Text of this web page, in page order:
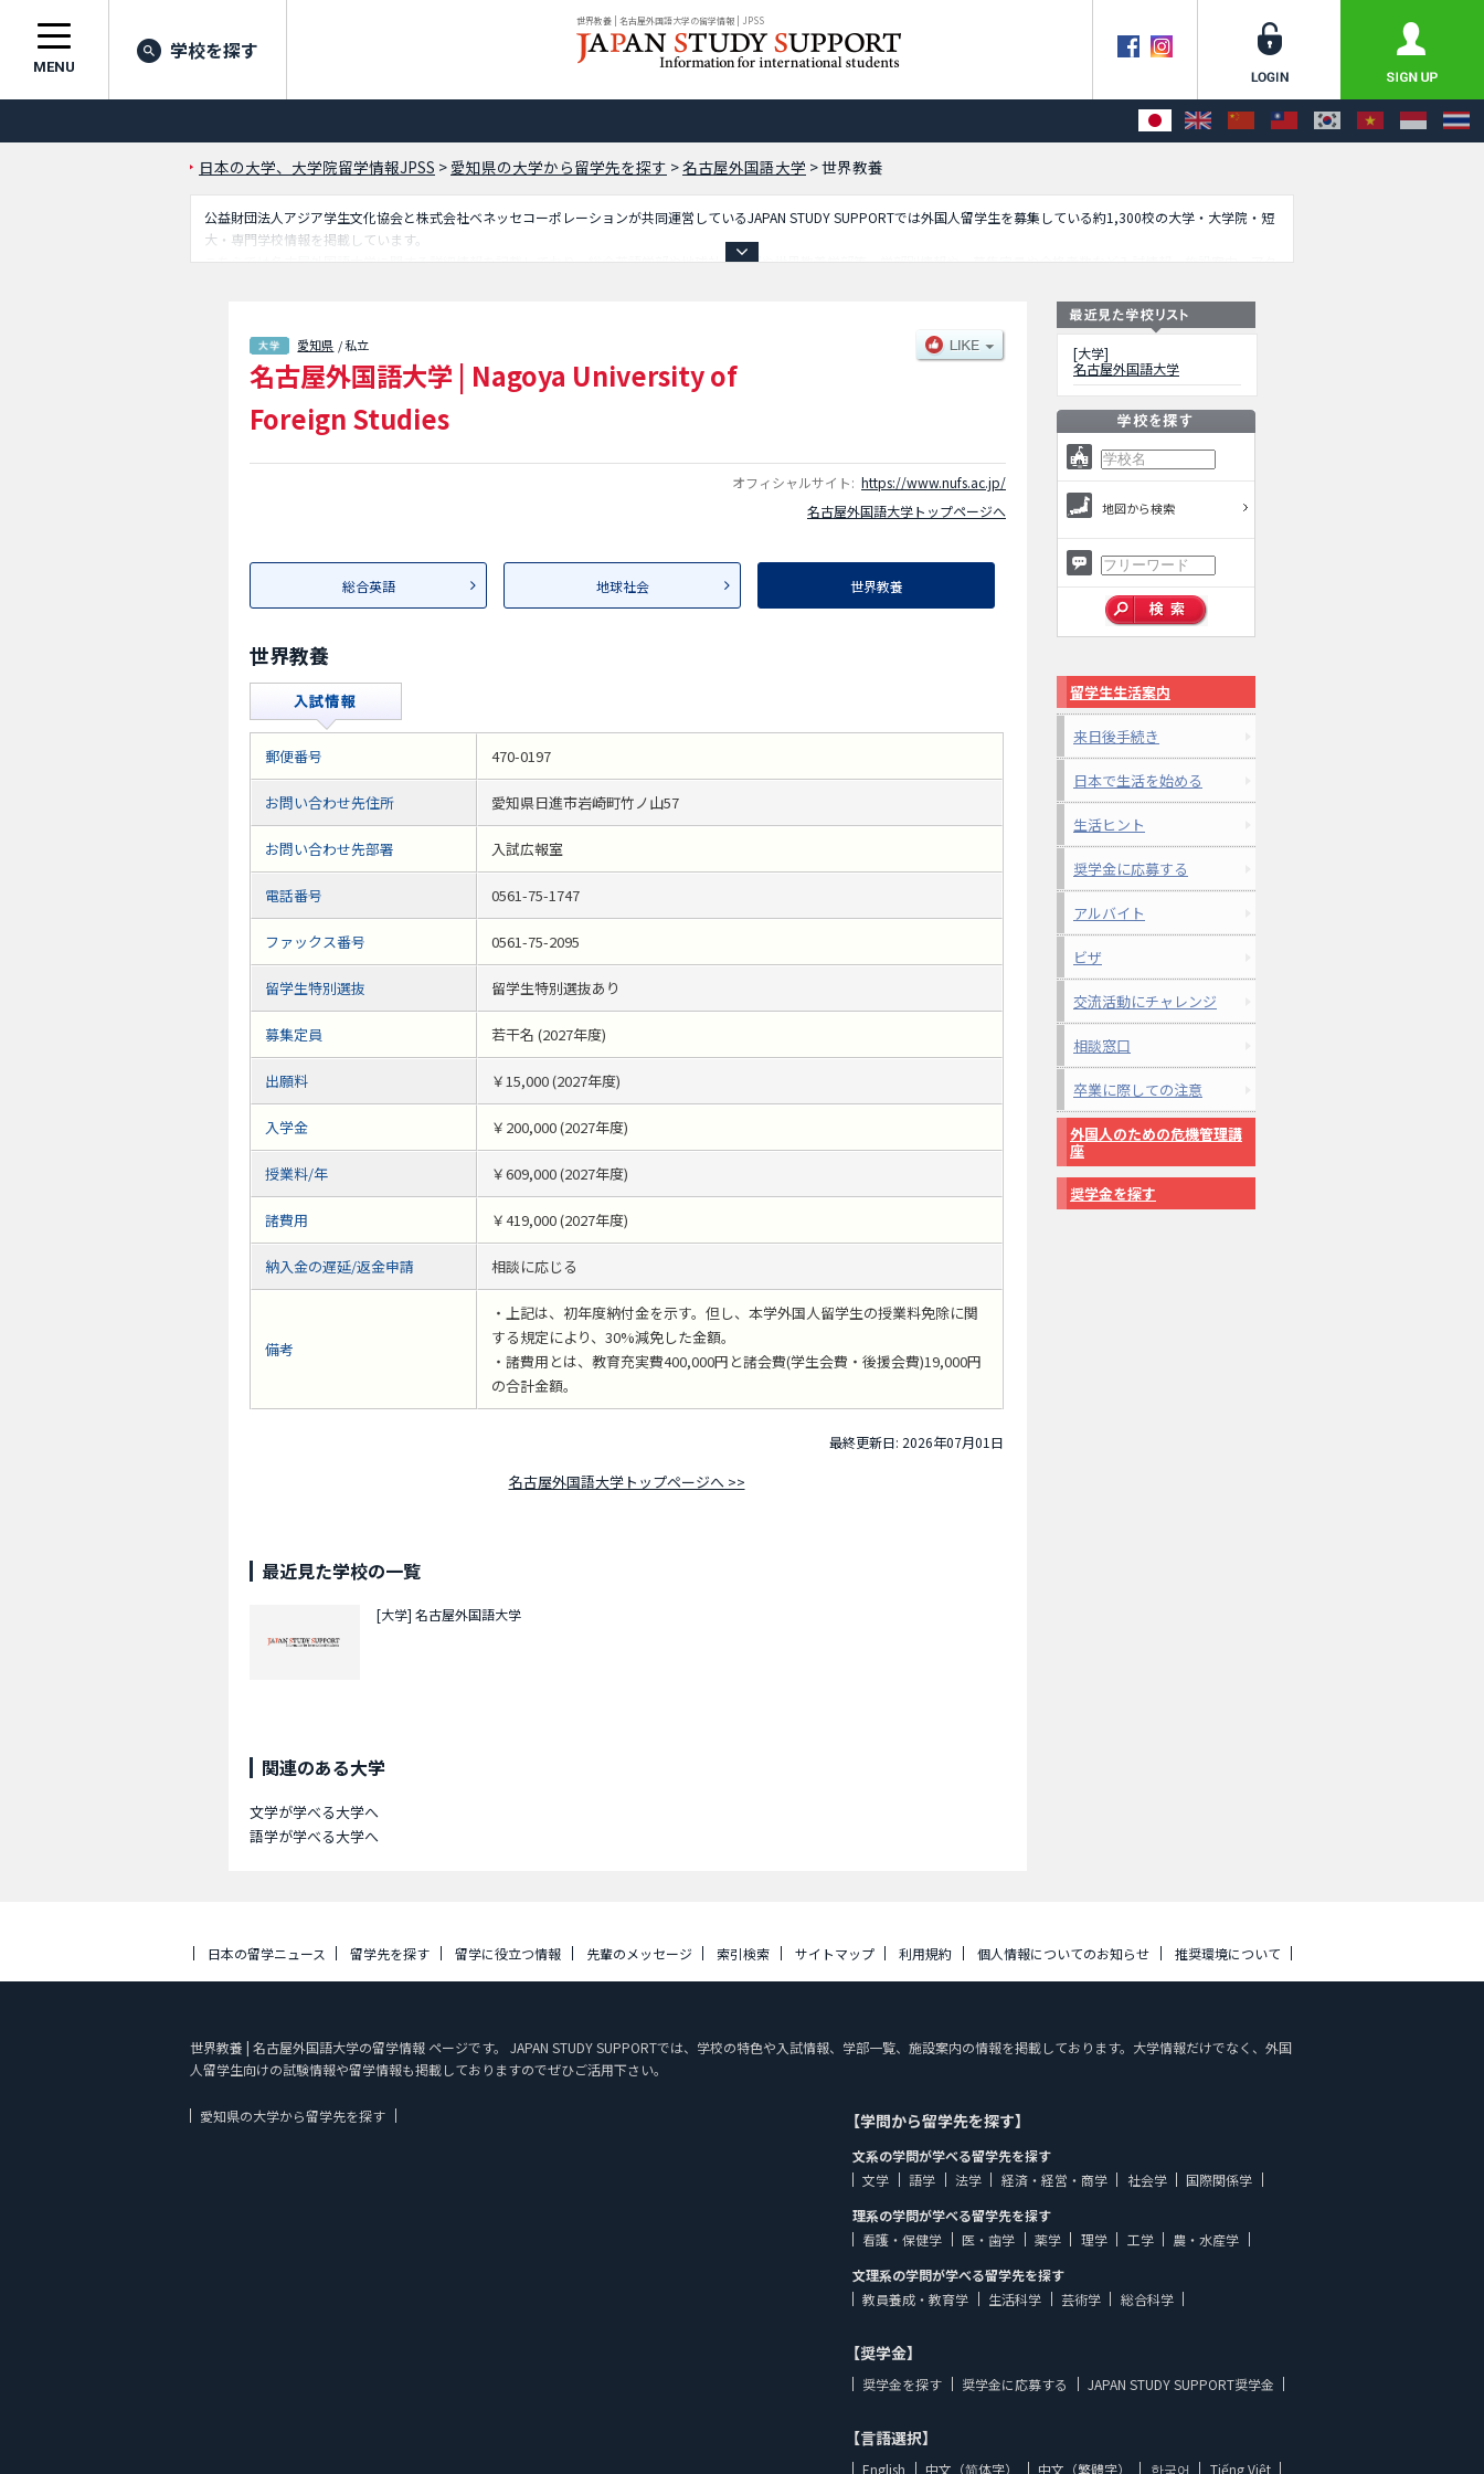
世界教養 | 名古屋外国語大学の留学情報 | JPSS
MENU
学校を探す
日本の大学、大学院留学情報JPSS > 愛知県の大学から留学先を探す >名古屋外国語大学 >世界教養
公益財団法人アジア学生文化協会と株式会社ベネッセコーポレーションが共同運営しているJAPAN STUDY SUPPORTでは外国人留学生を募集している約1,300校の大学・大学院・短
大・専門学校情報を掲載しています。
こちらでは名古屋外国語大学に関する詳細情報を記載しており、総合英語学部や地球社会学部や世界教養学部等、学部別情報や、募集定員や合格者数など入試情報、施設案内、アク
愛知県 / 私立
名古屋外国語大学 | Nagoya University of
Foreign Studies
オフィシャルサイト: https://www.nufs.ac.jp/
名古屋外国語大学トップページへ
総合英語 地球社会 世界教養
世界教養
郵便番号 470-0197
お問い合わせ先住所 愛知県日進市岩崎町竹ノ山57
お問い合わせ先部署 入試広報室
電話番号 0561-75-1747
ファックス番号 0561-75-2095
留学生特別選抜 留学生特別選抜あり
募集定員 若干名 (2027年度)
出願料 ￥15,000 (2027年度)
入学金 ￥200,000 (2027年度)
授業料/年 ￥609,000 (2027年度)
諸費用 ￥419,000 (2027年度)
納入金の遅延/返金申請 相談に応じる
備考
・上記は、初年度納付金を示す。但し、本学外国人留学生の授業料免除に関
する規定により、30%減免した金額。
・諸費用とは、教育充実費400,000円と諸会費(学生会費・後援会費)19,000円
の合計金額。
最終更新日: 2026年07月01日
名古屋外国語大学トップページへ >>
最近見た学校の一覧
[大学] 名古屋外国語大学
関連のある大学
文学が学べる大学へ
語学が学べる大学へ
[大学]
名古屋外国語大学
地図から検索
留学生生活案内
来日後手続き
日本で生活を始める
生活ヒント
奨学金に応募する
アルバイト
ビザ
交流活動にチャレンジ
相談窓口
卒業に際しての注意
外国人のための危機管理講
座
奨学金を探す
日本の留学ニュース 留学先を探す 留学に役立つ情報 先輩のメッセージ 索引検索 サイトマップ 利用規約 個人情報についてのお知らせ 推奨環境について
世界教養 | 名古屋外国語大学の留学情報 ページです。 JAPAN STUDY SUPPORTでは、学校の特色や入試情報、学部一覧、施設案内の情報を掲載しております。大学情報だけでなく、外国
人留学生向けの試験情報や留学情報も掲載しておりますのでぜひご活用下さい。
愛知県の大学から留学先を探す 【学問から留学先を探す】
文系の学問が学べる留学先を探す
文学
語学 法学 経済・経営・商学 社会学
国際関係学
理系の学問が学べる留学先を探す
看護・保健学
医・歯学 薬学 理学 工学
農・水産学
文理系の学問が学べる留学先を探す
教員養成・教育学
生活科学 芸術学 総合科学
【奨学金】
奨学金を探す 奨学金に応募する JAPAN STUDY SUPPORT奨学金
【言語選択】
English 中文（简体字） 中文（繁體字） 한국어 Tiếng Việt